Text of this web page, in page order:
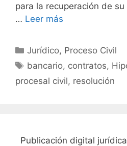
para la recuperación de
… Leer más
Categorías
Jurídico, Proceso Civil
Etiquetas
bancario, contratos,
procesal civil, resolución
Publicación digital